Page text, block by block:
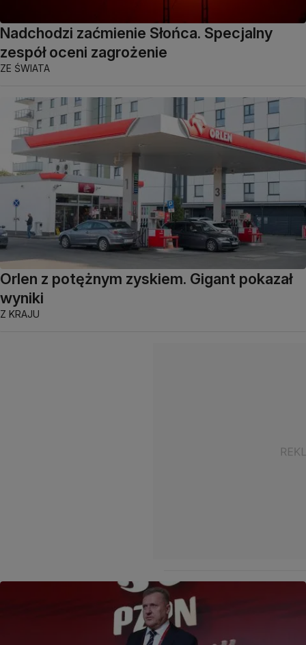
Nadchodzi zaćmienie Słońca. Specjalny
zespół oceni zagrożenie
ZE ŚWIATA
Orlen z potężnym zyskiem. Gigant pokazał
wyniki
Z KRAJU